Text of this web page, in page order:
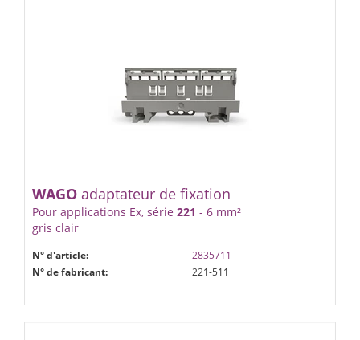
WAGO adaptateur de fixation
Pour applications Ex, série 221 - 6 mm²
gris clair
N° d'article:
2835711
N° de fabricant:
221-511